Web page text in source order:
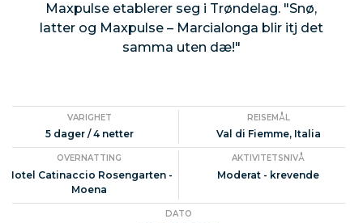
Maxpulse etablerer seg i Trøndelag. "Snø,
latter og Maxpulse – Marcialonga blir itj det
samma uten dæ!"
VARIGHET
5 dager / 4 netter
REISEMÅL
Val di Fiemme, Italia
OVERNATTING
Hotel Catinaccio Rosengarten -
Moena
AKTIVITETSNIVÅ
Moderat - krevende
DATO